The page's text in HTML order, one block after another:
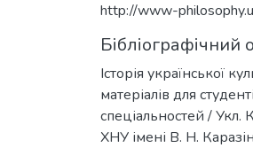
http://www-
Бібліографічний
Історія української
матеріалів для
спеціальностей /
ХНУ імені В. Н.